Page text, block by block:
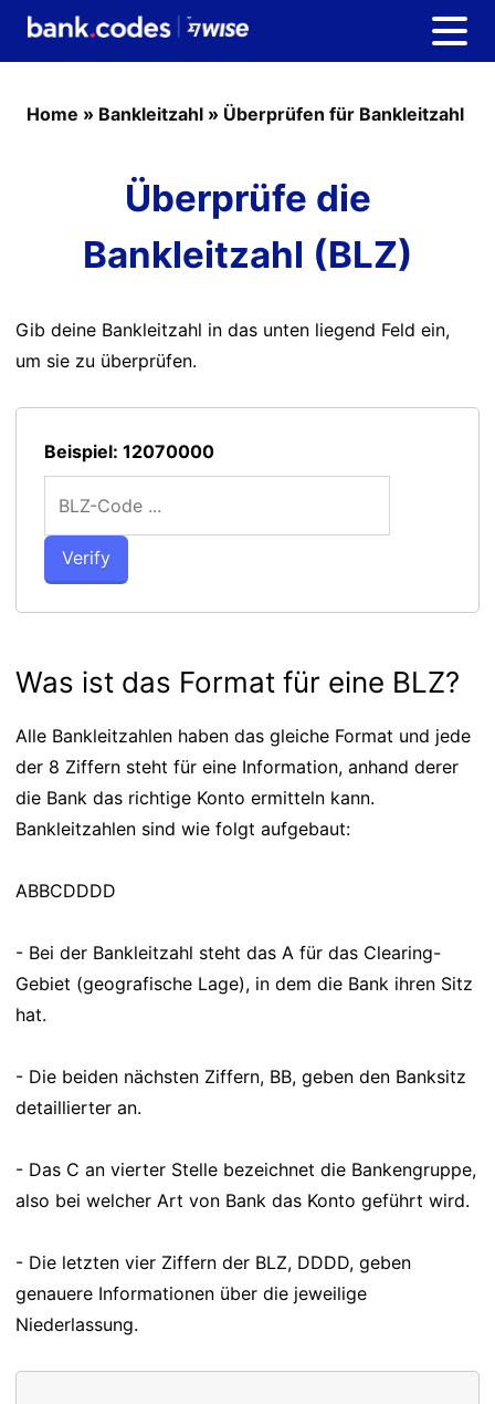
Home » Bankleitzahl » Überprüfen für Bankleitzahl
Überprüfe die
Bankleitzahl (BLZ)
Gib deine Bankleitzahl in das unten liegend Feld ein,
um sie zu überprüfen.
Beispiel: 12070000
Was ist das Format für eine BLZ?
Alle Bankleitzahlen haben das gleiche Format und jede
der 8 Ziffern steht für eine Information, anhand derer
die Bank das richtige Konto ermitteln kann.
Bankleitzahlen sind wie folgt aufgebaut:
ABBCDDDD
- Bei der Bankleitzahl steht das A für das Clearing-
Gebiet (geografische Lage), in dem die Bank ihren Sitz
hat.
- Die beiden nächsten Ziffern, BB, geben den Banksitz
detaillierter an.
- Das C an vierter Stelle bezeichnet die Bankengruppe,
also bei welcher Art von Bank das Konto geführt wird.
- Die letzten vier Ziffern der BLZ, DDDD, geben
genauere Informationen über die jeweilige
Niederlassung.